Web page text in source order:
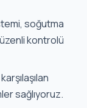
soğutma
kontrolü
sağlıyoruz.